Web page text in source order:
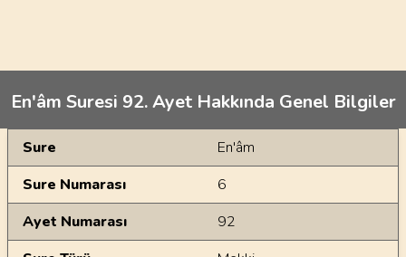
En'âm Suresi 92. Ayet Hakkında Genel Bilgiler
Genel Bilgiler
Sure
En'âm
Sure Numarası
6
Ayet Numarası
92